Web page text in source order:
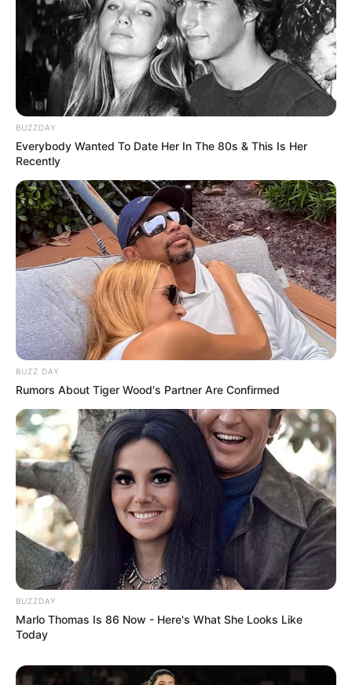
BUZZDAY
Everybody Wanted To Date Her In The 80s & This Is Her
Recently
BUZZ DAY
Rumors About Tiger Wood's Partner Are Confirmed
BUZZDAY
Marlo Thomas Is 86 Now - Here's What She Looks Like
Today